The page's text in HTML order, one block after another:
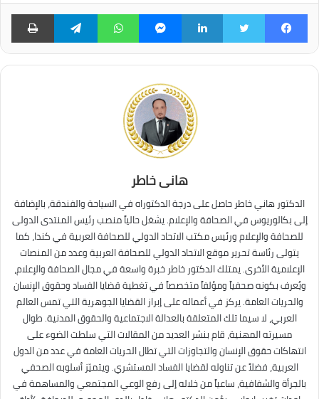
فيسبوك لينكدإن ماسنجر واتساب تيلقرام
هانى خاطر
الدكتور هاني خاطر حاصل على درجة الدكتوراه في السياحة والفندقة، بالإضافة
إلى بكالوريوس في الصحافة والإعلام. يشغل حالياً منصب رئيس المنتدى الدولى
للصحافة والإعلام ورئيس مكتب الاتحاد الدولي للصحافة العربية في كندا، كما
يتولى رئاسة تحرير موقع الاتحاد الدولي للصحافة العربية وعدد من المنصات
الإعلامية الأخرى. يمتلك الدكتور خاطر خبرة واسعة في مجال الصحافة والإعلام،
ويُعرف بكونه صحفياً ومؤلفاً متخصصاً في تغطية قضايا الفساد وحقوق الإنسان
والحريات العامة. يركز في أعماله على إبراز القضايا الجوهرية التي تمس العالم
العربي، لا سيما تلك المتعلقة بالعدالة الاجتماعية والحقوق المدنية. طوال
مسيرته المهنية، قام بنشر العديد من المقالات التي سلطت الضوء على
انتهاكات حقوق الإنسان والتجاوزات التي تطال الحريات العامة في عدد من الدول
العربية، فضلاً عن تناوله لقضايا الفساد المستشري. ويتميّز أسلوبه الصحفي
بالجرأة والشفافية، ساعياً من خلاله إلى رفع الوعي المجتمعي والمساهمة في